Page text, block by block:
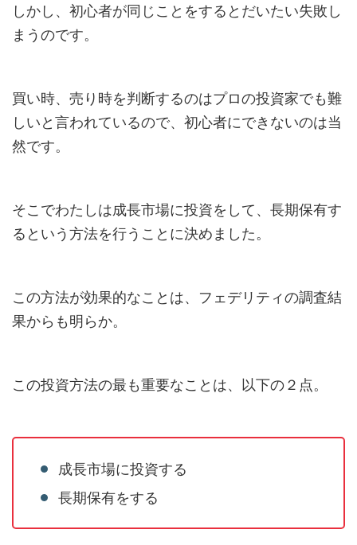
しかし、初心者が同じことをするとだいたい失敗し
まうのです。
買い時、売り時を判断するのはプロの投資家でも難
しいと言われているので、初心者にできないのは当
然です。
そこでわたしは成長市場に投資をして、長期保有す
るという方法を行うことに決めました。
この方法が効果的なことは、フェデリティの調査結
果からも明らか。
この投資方法の最も重要なことは、以下の２点。
成長市場に投資する
長期保有をする